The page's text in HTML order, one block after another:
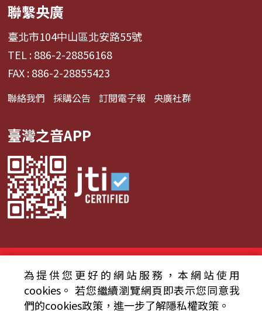
聯繫央廣
臺北市104中山區北安路55號
TEL : 886-2-28856168
FAX : 886-2-28855423
聯絡我們 採購公告 訂閱電子報 央廣社群
臺灣之音APP
© 2024財團法人中央廣播電臺 版權所有
資通安全政策聲明
服務條款 隱私權條款
為提供您更好的網站服務，本網站使用
cookies。 若您繼續瀏覽網頁即表示您同意我
們的cookies政策，進一步了解隱私權政策。